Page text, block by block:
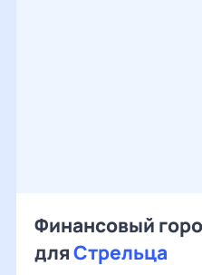
Финансовый
дляСтрельца